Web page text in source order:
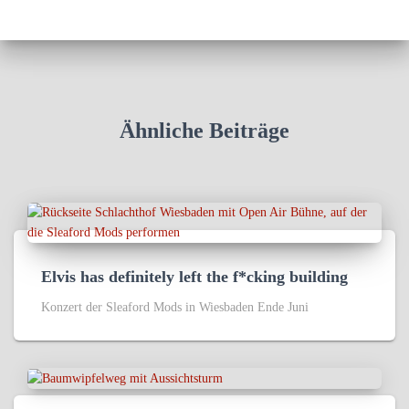
Ähnliche Beiträge
Elvis has definitely left the f*cking building
Konzert der Sleaford Mods in Wiesbaden Ende Juni